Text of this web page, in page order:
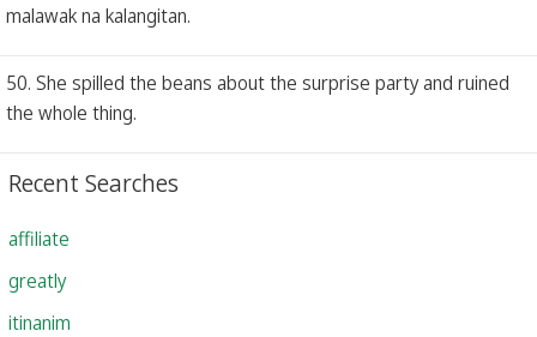
malawak na kalangitan.
50. She spilled the beans about the surprise party and ruined
the whole thing.
Recent Searches
affiliate
greatly
itinanim